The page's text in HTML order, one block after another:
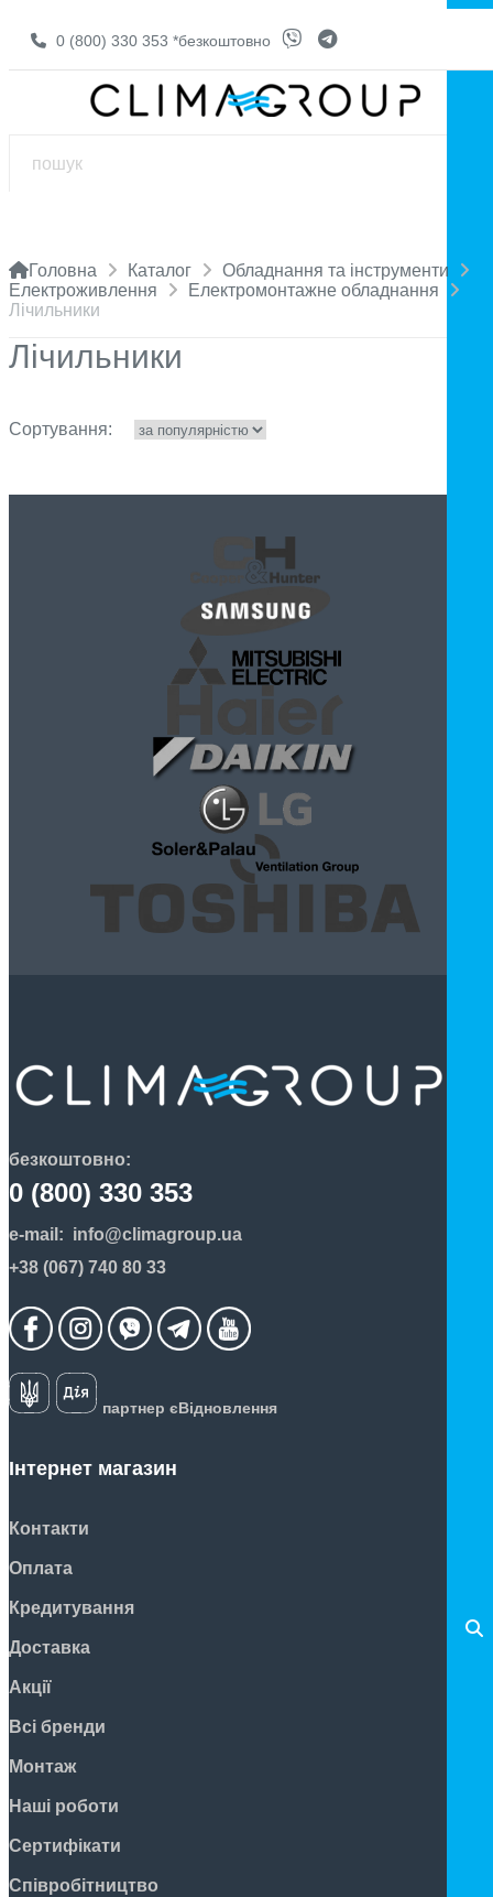
0 (800) 330 353 *безкоштовно
Головна Каталог
Обладнання та інструменти
Електроживлення
Електромонтажне обладнання
Лічильники
Лічильники
Сортування:
безкоштовно:
0 (800) 330 353
e-mail: info@climagroup.ua
+38 (067) 740 80 33
партнер єВідновлення
Інтернет магазин
Контакти
Оплата
Кредитування
Доставка
Акції
Всі бренди
Монтаж
Наші роботи
Сертифікати
Співробітництво